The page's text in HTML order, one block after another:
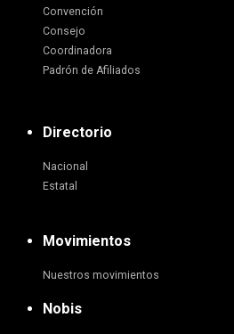
Convención
Consejo
Coordinadora
Padrón de Afiliados
Directorio
Nacional
Estatal
Movimientos
Nuestros movimientos
Nobis